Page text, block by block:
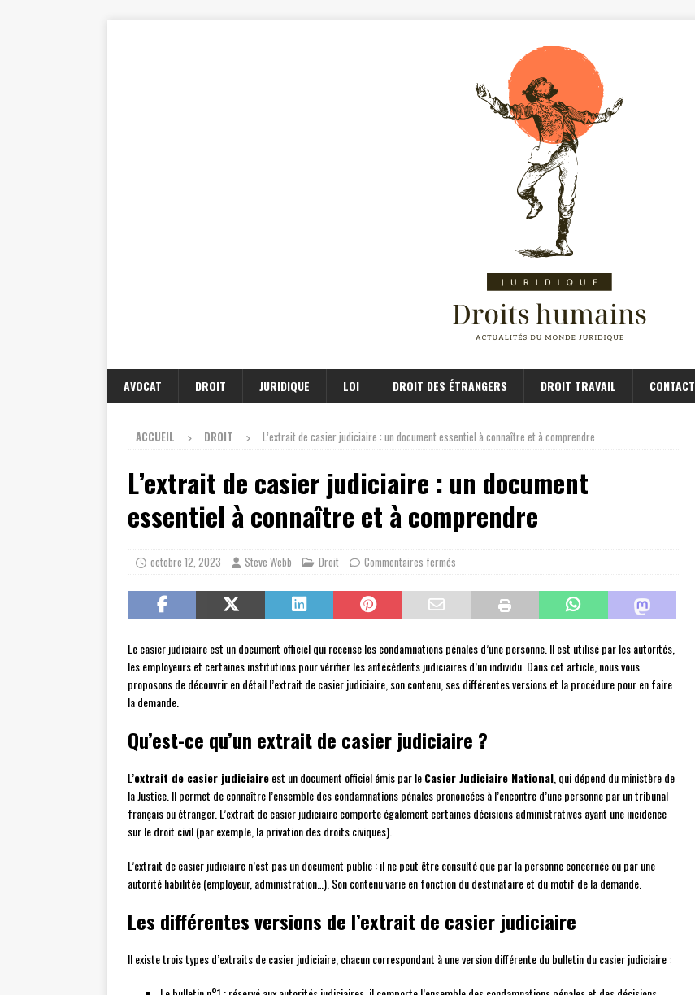
AVOCAT DROIT JURIDIQUE LOI DROIT DES ÉTRANGERS DROIT TRAVAIL CONTACT
ACCUEIL DROIT L’extrait de casier judiciaire : un document essentiel à connaître et à comprendre
L’extrait de casier judiciaire : un document
essentiel à connaître et à comprendre
octobre 12, 2023 Steve Webb Droit Commentaires fermés
Le casier judiciaire est un document officiel qui recense les condamnations pénales d’une personne. Il est utilisé par les autorités,
les employeurs et certaines institutions pour vérifier les antécédents judiciaires d’un individu. Dans cet article, nous vous
proposons de découvrir en détail l’extrait de casier judiciaire, son contenu, ses différentes versions et la procédure pour en faire
la demande.
Qu’est-ce qu’un extrait de casier judiciaire ?
L’extrait de casier judiciaireest un document officiel émis par leCasier Judiciaire National , qui dépend du ministère de
la Justice. Il permet de connaître l’ensemble des condamnations pénales prononcées à l’encontre d’une personne par un tribunal
français ou étranger. L’extrait de casier judiciaire comporte également certaines décisions administratives ayant une incidence
sur le droit civil (par exemple, la privation des droits civiques).
L’extrait de casier judiciaire n’est pas un document public : il ne peut être consulté que par la personne concernée ou par une
autorité habilitée (employeur, administration…). Son contenu varie en fonction du destinataire et du motif de la demande.
Les différentes versions de l’extrait de casier judiciaire
Il existe trois types d’extraits de casier judiciaire, chacun correspondant à une version différente du bulletin du casier judiciaire :